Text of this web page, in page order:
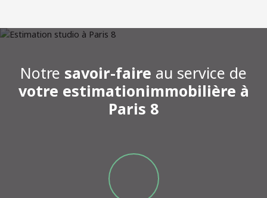
Notre savoir-faire au service de
votre estimationimmobilière à
Paris 8